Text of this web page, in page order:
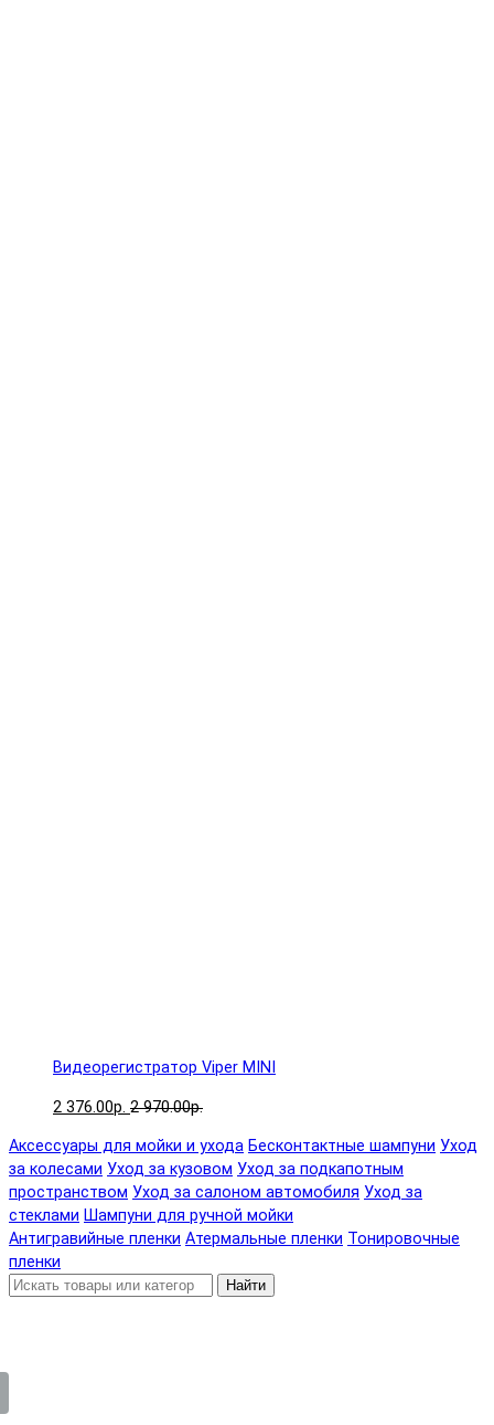
Видеорегистратор Viper MINI
2 376.00р. 2 970.00р.
Аксессуары для мойки и ухода Бесконтактные шампуни Уход
за колесами Уход за кузовом Уход за подкапотным
пространством Уход за салоном автомобиля Уход за
стеклами Шампуни для ручной мойки
Антигравийные пленки Атермальные пленки Тонировочные
пленки
Найти